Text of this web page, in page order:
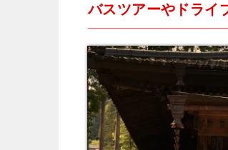
バスツアーやドライ